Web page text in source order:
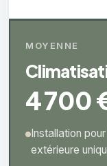
MOYENNE
4 700
Installation
extérieure